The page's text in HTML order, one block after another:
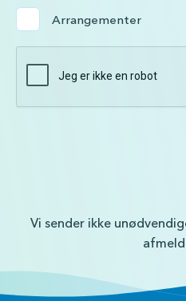
Arrangementer
Vi sender ikke